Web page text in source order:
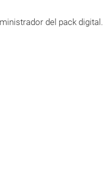
del pack digital.